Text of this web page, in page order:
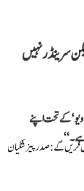
سرینڈر نہیں
یو‘ کے تحت اپنے